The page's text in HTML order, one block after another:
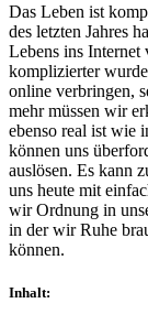
Das Leben ist
des letzten Jahres
Lebens ins Internet
komplizierter
online verbringen,
mehr müssen wir
ebenso real ist wie
können uns
auslösen. Es kann
uns heute mit
wir Ordnung in
in der wir Ruhe
können.
Inhalt: